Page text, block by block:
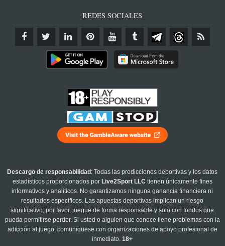
REDES SOCIALES
Descargo de responsabilidad : Todas las predicciones deportivas y los datos
estadísticos proporcionados por Live2Sport LLC tienen únicamente fines
informativos y analíticos. No garantizamos ninguna ganancia financiera ni
resultados específicos. Las apuestas deportivas implican un riesgo
significativo; por favor, juegue de forma responsable y solo con fondos que
pueda permitirse perder. Si usted o alguien que conoce tiene problemas con la
adicción al juego, comuníquese con organizaciones de apoyo profesional de
inmediato.18+